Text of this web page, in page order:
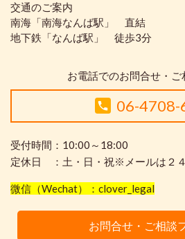
交通のご案内
南海「南海なんば駅」 直結
地下鉄「なんば駅」 徒歩3分
お電話でのお問合せ・ご
06-4708-
受付時間：10:00～18:00
定休日 ：土・日・祝※メールは２
微信（Wechat）：clover_legal
お問合せ・ご相談